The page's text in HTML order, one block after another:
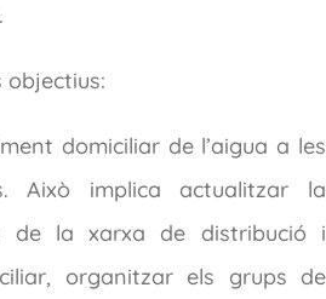
objectius:
domiciliar de l’aigua a les
Això implica actualitzar la
de la xarxa de distribució i
organitzar els grups de